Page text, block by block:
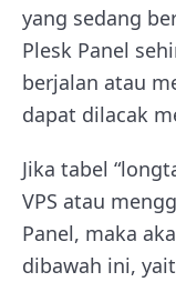
yang sedang
Plesk Panel
berjalan atau
dapat dilacak
Jika tabel
VPS atau
Panel, maka
dibawah ini,